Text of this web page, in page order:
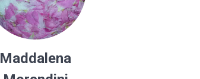
Maddalena